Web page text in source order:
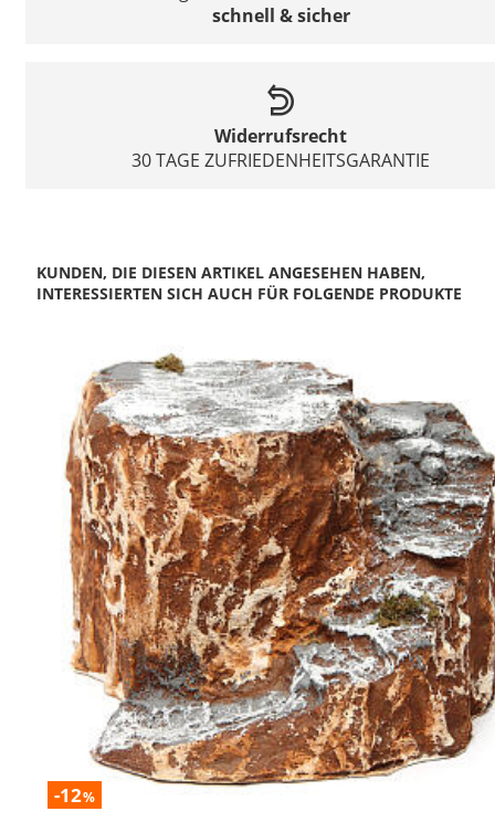
schnell & sicher
Widerrufsrecht
30 TAGE ZUFRIEDENHEITSGARANTIE
KUNDEN, DIE DIESEN ARTIKEL ANGESEHEN HABEN,
INTERESSIERTEN SICH AUCH FÜR FOLGENDE PRODUKTE
-12%